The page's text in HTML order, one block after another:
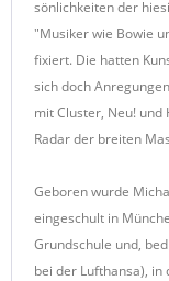
sönlichkeiten der
"Musiker wie Bowie
fixiert. Die hatten
sich doch
mit Cluster, Neu!
Radar der breiten
Geboren wurde
eingeschult in
Grundschule und,
bei der Lufthansa), in